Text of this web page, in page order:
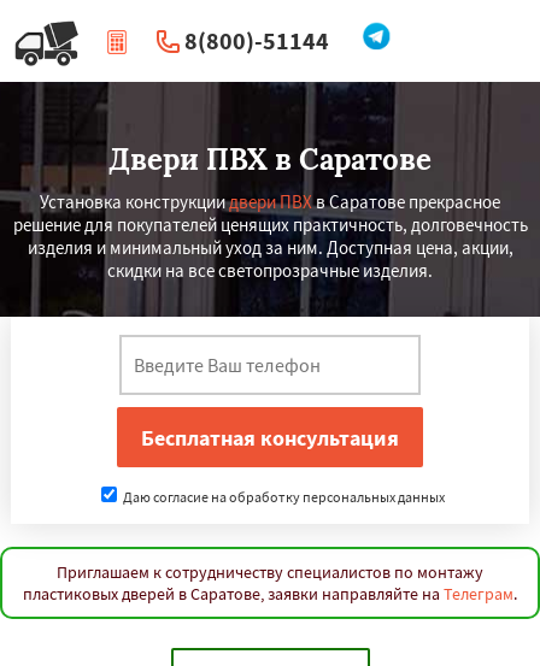
8(800)-51144
| Перезвоните мне
Двери ПВХ в Саратове
Установка конструкциидвери ПВХв Саратове прекрасное
решение для покупателей ценящих практичность, долговечность
изделия и минимальный уход за ним. Доступная цена, акции,
скидки на все светопрозрачные изделия.
Даю согласие на обработку персональных данных
Приглашаем к сотрудничеству специалистов по монтажу
пластиковых дверей в Саратове, заявки направляйте на Телеграм.